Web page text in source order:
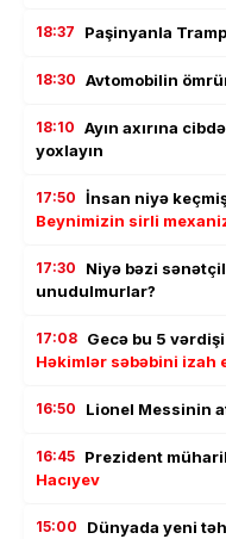
18:37 Paşinyanla
18:30 Avtomobilin
18:10 Ayın axırına
yoxlayın
17:50 İnsan niyə
Beynimizin sirli
17:30
Niyə bəzi
unudulmurlar?
17:08 Gecə bu 5
Həkimlər səbəbini izah
16:50 Lionel Messinin
16:45 Prezident
Hacıyev
15:00
Dünyada yeni